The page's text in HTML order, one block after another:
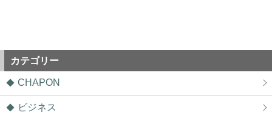
カテゴリー
CHAPON
ビジネス